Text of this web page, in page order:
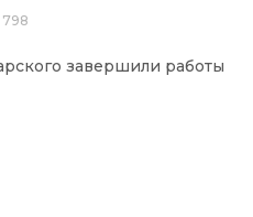
798
завершили работы